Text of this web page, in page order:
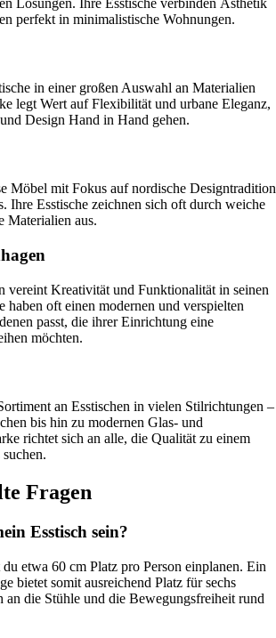
perfekt in minimalistische Wohnungen.
in einer großen Auswahl an Materialien
legt Wert auf Flexibilität und urbane Eleganz,
Design Hand in Hand gehen.
Möbel mit Fokus auf nordische Designtradition
Ihre Esstische zeichnen sich oft durch weiche
Materialien aus.
vereint Kreativität und Funktionalität in seinen
haben oft einen modernen und verspielten
passt, die ihrer Einrichtung eine
möchten.
an Esstischen in vielen Stilrichtungen –
bis hin zu modernen Glas- und
richtet sich an alle, die Qualität zu einem
Fragen
Esstisch sein?
etwa 60 cm Platz pro Person einplanen. Ein
bietet somit ausreichend Platz für sechs
an die Stühle und die Bewegungsfreiheit rund